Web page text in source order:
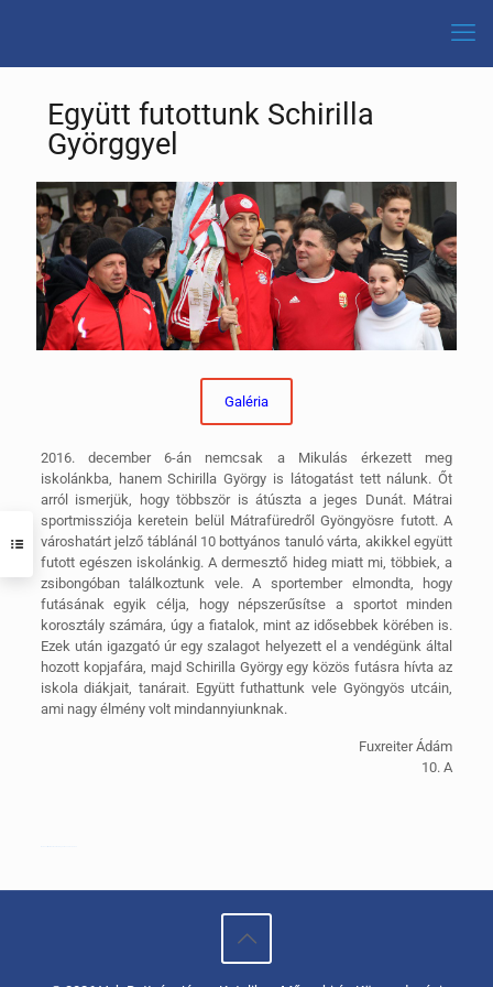
Együtt futottunk Schirilla
Györggyel
Galéria
2016. december 6-án nemcsak a Mikulás érkezett meg
iskolánkba, hanem Schirilla György is látogatást tett nálunk. Őt
arról ismerjük, hogy többször is átúszta a jeges Dunát. Mátrai
sportmissziója keretein belül Mátrafüredről Gyöngyösre futott.A
városhatárt jelző táblánál 10 bottyános tanuló várta, akikkel együtt
futott egészen iskolánkig. A dermesztő hideg miatt mi, többiek, a
zsibongóban találkoztunk vele. A sportember elmondta, hogy
futásának egyik célja, hogy népszerűsítse a sportot minden
korosztály számára, úgy a fiatalok, mint az idősebbek körében is.
Ezek után igazgató úr egy szalagot helyezett el a vendégünk által
hozott kopjafára, majd Schirilla György egy közös futásra hívta az
iskola diákjait, tanárait. Együtt futhattunk vele Gyöngyös utcáin,
ami nagy élmény volt mindannyiunknak.
Fuxreiter Ádám
10. A